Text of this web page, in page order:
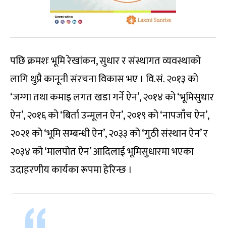
पछि क्रमशः भूमि रेखांकन, सुधार र संस्थागत व्यवस्थाको
लागि थुप्रै कानूनी संरचना विकास भए । वि.सं. २०१३ को
‘जग्गा तथा कमाइ लगत खडा गर्ने ऐन’, २०१४ को ‘भूमिसुधार
ऐन’, २०१६ को ‘बिर्ता उन्मूलन ऐन’, २०१९ को ‘नापजाँच ऐन’,
२०२१ को ‘भूमि सम्बन्धी ऐन’, २०३३ को ‘गुठी संस्थान ऐन’ र
२०३४ को ‘मालपोत ऐन’ आदिलाई भूमिसुधारमा भएका
उदाहरणीय कार्यका रूपमा हेरिन्छ ।